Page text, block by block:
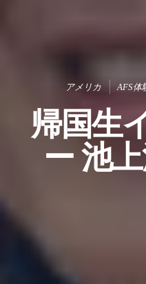
アメリカ AFS
帰国生
ー 池